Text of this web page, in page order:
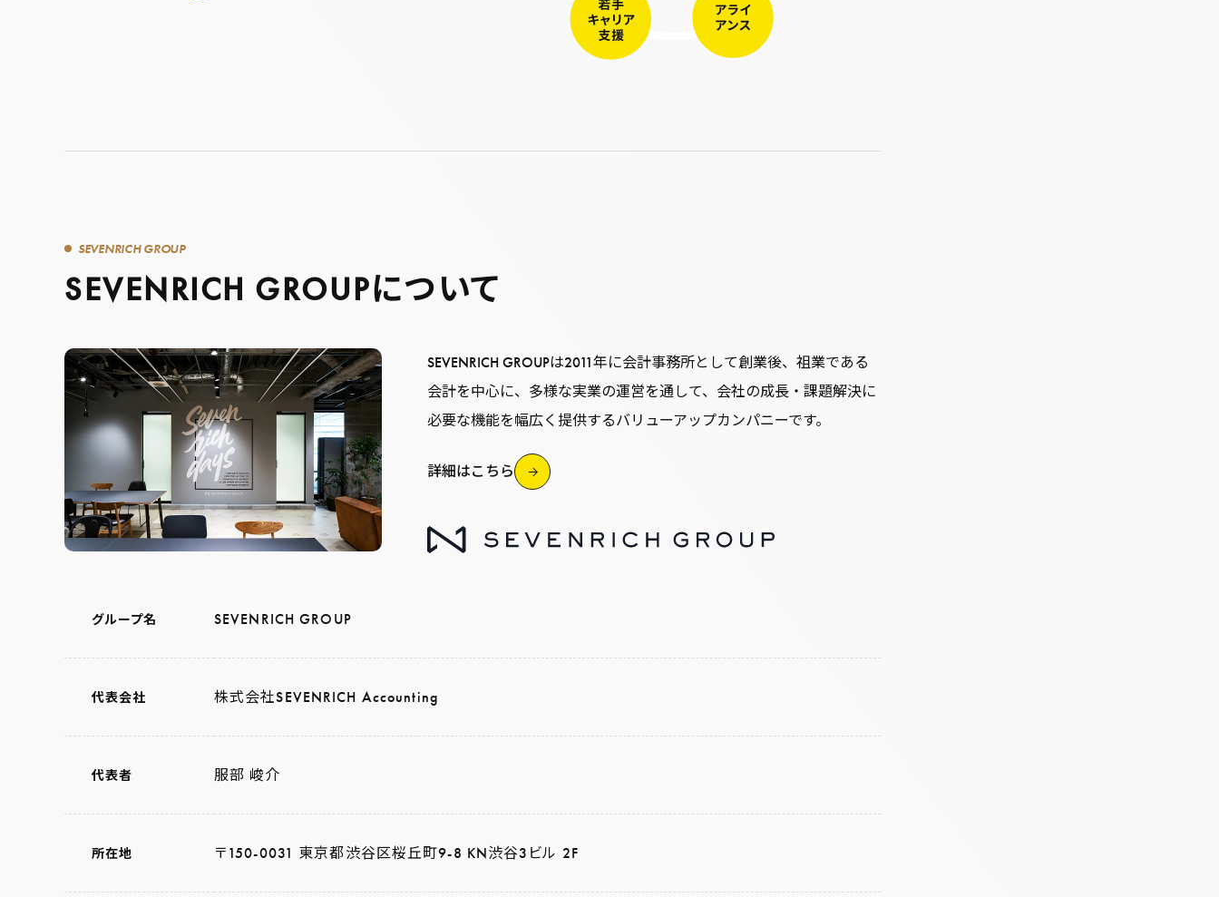
SEVENRICH GROUP
SEVENRICH GROUPについて
SEVENRICH GROUPは2011年に会計事務所として創業後、祖業である
会計を中心に、多様な実業の運営を通して、会社の成長・課題解決に
必要な機能を幅広く提供するバリューアップカンパニーです。
詳細はこちら
グループ名 SEVENRICH GROUP
代表会社 株式会社SEVENRICH Accounting
代表者 服部 峻介
所在地 〒150-0031 東京都渋谷区桜丘町9-8 KN渋谷3ビル 2F